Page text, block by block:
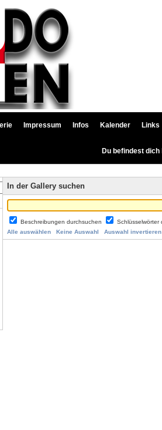
Impressum Infos Kalender Links
Du befindest
In der Gallery suchen
Beschreibungen durchsuchen
Alle auswählen
Keine Auswahl Auswahl invertieren